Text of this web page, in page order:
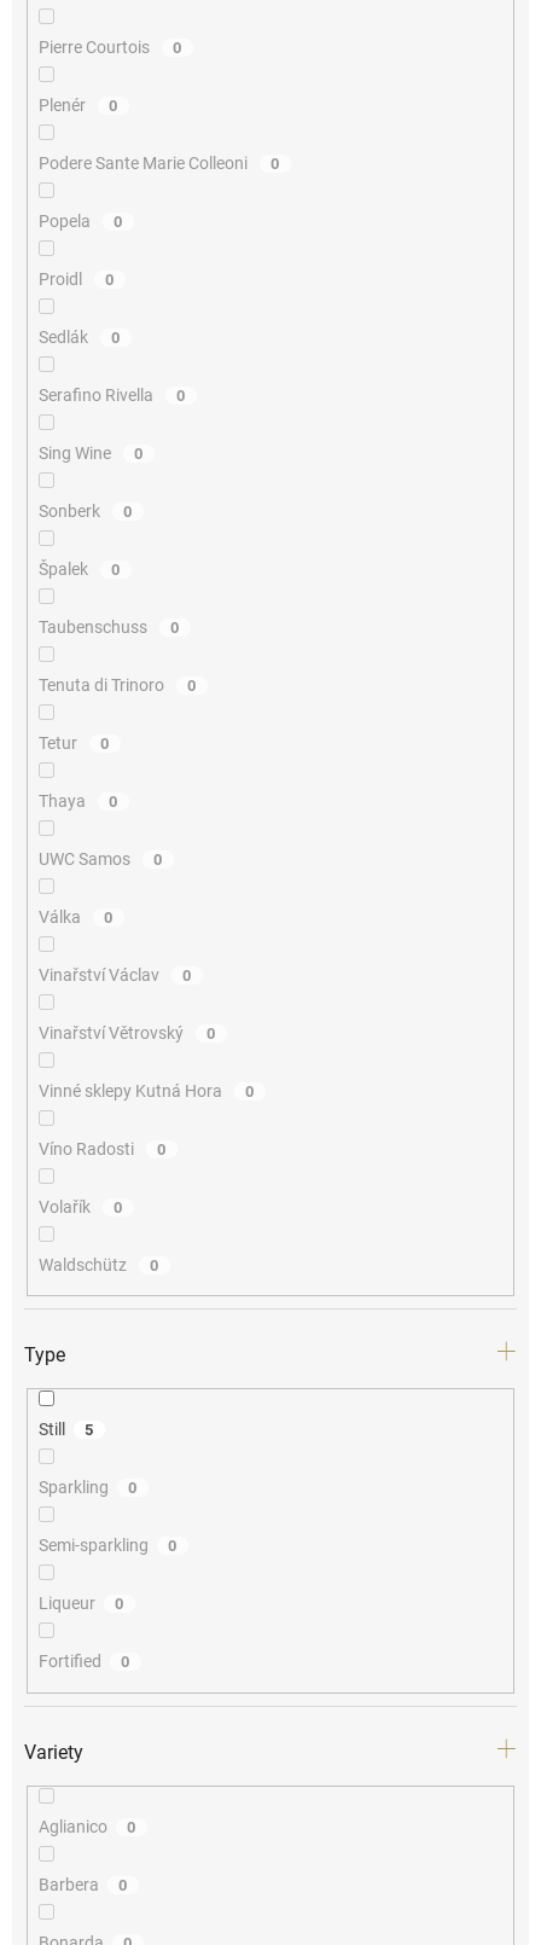
Pierre Courtois 0
Plenér 0
Podere Sante Marie Colleoni 0
Popela 0
Proidl 0
Sedlák 0
Serafino Rivella 0
Sing Wine 0
Sonberk 0
Špalek 0
Taubenschuss 0
Tenuta di Trinoro 0
Tetur 0
Thaya 0
UWC Samos 0
Válka 0
Vinařství Václav 0
Vinařství Větrovský 0
Vinné sklepy Kutná Hora 0
Víno Radosti 0
Volařík 0
Waldschütz 0
Type
Still 5
Sparkling 0
Semi-sparkling 0
Liqueur 0
Fortified 0
Variety
Aglianico 0
Barbera 0